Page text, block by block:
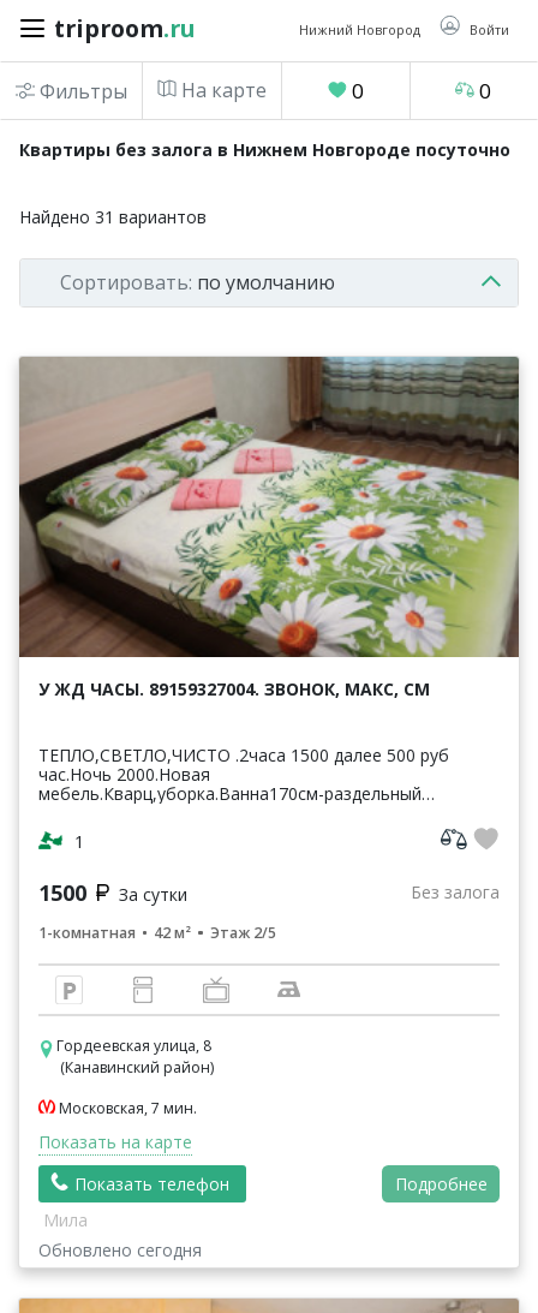
triproom.ru Нижний Новгород Войти
triproom .ru
Российский
рубль
Войти / Зарегистрироваться
Добавить
Избранное
Сравнение
Фильтры На карте 0 0
Квартиры без залога в Нижнем Новгороде посуточно
Найдено 31 вариантов
Сортировать: по умолчанию
У ЖД ЧАСЫ. 89159327004. ЗВОНОК, МАКС, СМ
ТЕПЛО,СВЕТЛО,ЧИСТО .2часа 1500 далее 500 руб
час.Ночь 2000.Новая
мебель.Кварц,уборка.Ванна170см-раздельный
кв-42м2.ЦУМ,Шайба,Аптеки,банкомат-Сбербанк
ВТБ,Пятерочка.Чи...
1
1500 За сутки Без залога
1-комнатная 42 м² Этаж 2/5
Гордеевская улица, 8
(Канавинский район)
Московская, 7 мин.
Показать на карте
Показать телефон
Подробнее
Мила
Обновлено сегодня